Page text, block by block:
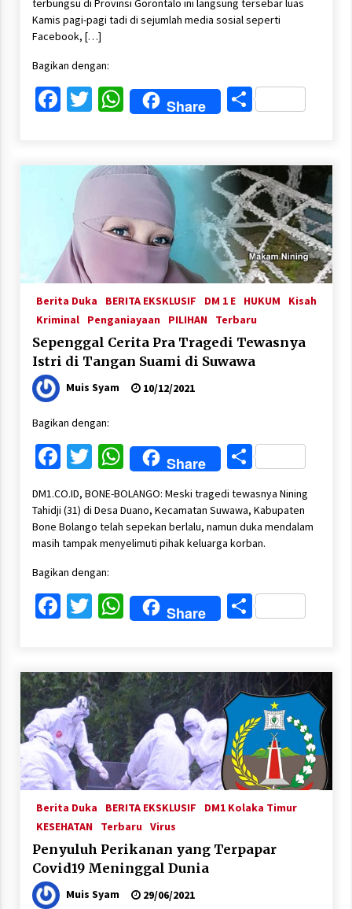
terbungsu di Provinsi Gorontalo ini langsung tersebar luas
Kamis pagi-pagi tadi di sejumlah media sosial seperti
Facebook, […]
Bagikan dengan:
Facebook
Twitter
WhatsApp
Share Share
Berita Duka BERITA EKSKLUSIF DM 1 E HUKUM
Kisah
Kriminal
Penganiayaan PILIHAN Terbaru
Sepenggal Cerita Pra Tragedi Tewasnya
Istri di Tangan Suami di Suwawa
Muis Syam 10/12/2021
Bagikan dengan:
Facebook
Twitter
WhatsApp
Share Share
DM1.CO.ID, BONE-BOLANGO: Meski tragedi tewasnya Nining
Tahidji (31) di Desa Duano, Kecamatan Suwawa, Kabupaten
Bone Bolango telah sepekan berlalu, namun duka mendalam
masih tampak menyelimuti pihak keluarga korban.
Bagikan dengan:
Facebook
Twitter
WhatsApp
Share Share
Berita Duka BERITA EKSKLUSIF
DM1 Kolaka Timur
KESEHATAN
Terbaru Virus
Penyuluh Perikanan yang Terpapar
Covid19 Meninggal Dunia
Muis Syam 29/06/2021